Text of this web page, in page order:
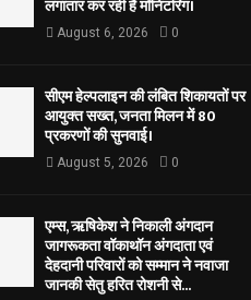
लगातार कर रही हैं मॉनिटरिंग।
August 6, 2026 0
सीएम हेल्पलाइन की लंबित शिकायतों पर
आयुक्त सख्त, जनता मिलन में 80
प्रकरणों की सुनवाई।
August 5, 2026 0
एम्स, ऋषिकेश ने निकाली अंगदान
जागरूकता वॉकाथॉन अंगदाता एवं
देहदानी परिवारों को सम्मान ने नवाजा
जानकी सेतु हरित रोशनी से...